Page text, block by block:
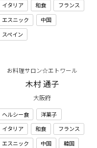
イタリア 和食
フランス
エスニック
中国
スペイン
お料理サロン☆エトワール
木村 通子
大阪府
ヘルシー食
洋菓子
イタリア
和食
フランス
エスニック
中国
韓国